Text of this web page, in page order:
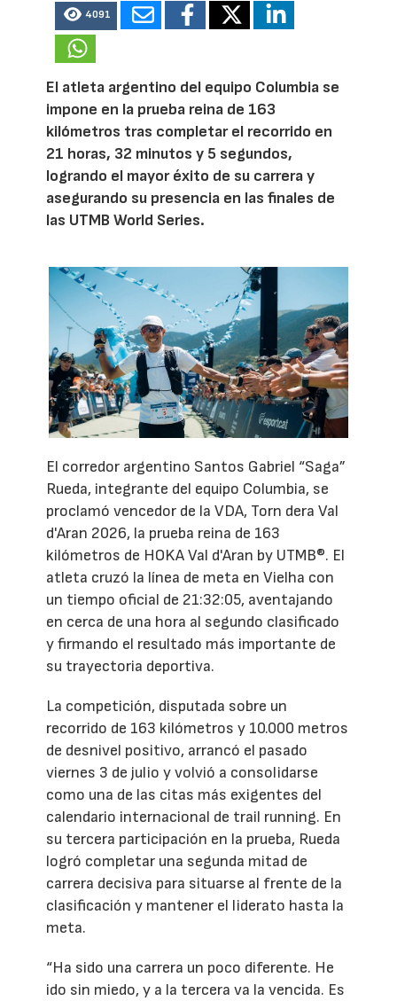
4091
El atleta argentino del equipo Columbia se
impone en la prueba reina de 163
kilómetros tras completar el recorrido en
21 horas, 32 minutos y 5 segundos,
logrando el mayor éxito de su carrera y
asegurando su presencia en las finales de
las UTMB World Series.
El corredor argentino Santos Gabriel “Saga”
Rueda, integrante del equipo Columbia, se
proclamó vencedor de la VDA, Torn dera Val
d'Aran 2026, la prueba reina de 163
kilómetros de HOKA Val d'Aran by UTMB®. El
atleta cruzó la línea de meta en Vielha con
un tiempo oficial de 21:32:05, aventajando
en cerca de una hora al segundo clasificado
y firmando el resultado más importante de
su trayectoria deportiva.
La competición, disputada sobre un
recorrido de 163 kilómetros y 10.000 metros
de desnivel positivo, arrancó el pasado
viernes 3 de julio y volvió a consolidarse
como una de las citas más exigentes del
calendario internacional de trail running. En
su tercera participación en la prueba, Rueda
logró completar una segunda mitad de
carrera decisiva para situarse al frente de la
clasificación y mantener el liderato hasta la
meta.
“Ha sido una carrera un poco diferente. He
ido sin miedo, y a la tercera va la vencida. Es